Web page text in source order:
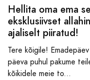
Hellita oma ema
eksklusiivset
ajaliselt piiratud!
Tere kõigile!
päeva puhul pakume
kõikidele meie to...